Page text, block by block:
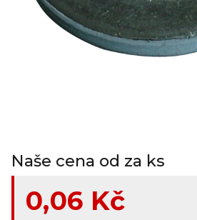
Naše cena od za ks
0,06 Kč